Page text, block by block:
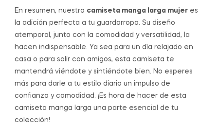
En resumen, nuestra camiseta manga larga mujer es
la adición perfecta a tu guardarropa. Su diseño
atemporal, junto con la comodidad y versatilidad, la
hacen indispensable. Ya sea para un día relajado en
casa o para salir con amigos, esta camiseta te
mantendrá viéndote y sintiéndote bien. No esperes
más para darle a tu estilo diario un impulso de
confianza y comodidad. ¡Es hora de hacer de esta
camiseta manga larga una parte esencial de tu
colección!